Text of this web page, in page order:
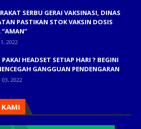
SERBU GERAI VAKSINASI, DINAS
PASTIKAN STOK VAKSIN DOSIS
“AMAN”
2022
PAKAI HEADSET SETIAP HARI ? BEGINI
GANGGUAN PENDENGARAN
2022
KAMI